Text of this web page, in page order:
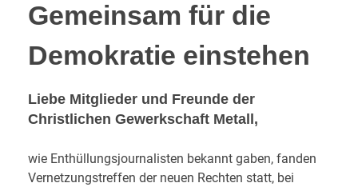
Gemeinsam für die
Demokratie einstehen
Liebe Mitglieder und Freunde der
Christlichen Gewerkschaft Metall,
wie Enthüllungsjournalisten bekannt gaben, fanden
Vernetzungstreffen der neuen Rechten statt, bei